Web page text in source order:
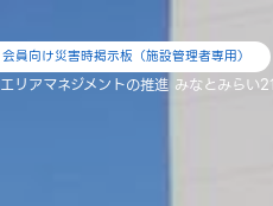
会員向け災害時掲示板（施設管理者専用）
エリアマネジメントの推進 みなとみらい